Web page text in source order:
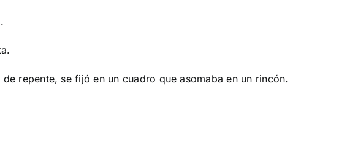
repente, se fijó en un cuadro que asomaba en un rincón.